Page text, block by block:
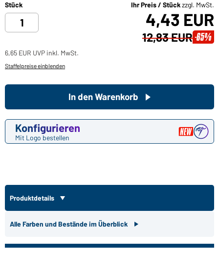
Stück Ihr Preis / Stückzzgl. MwSt.
4,43 EUR
12,83 EUR -65%
6,65 EUR UVP inkl. MwSt.
Staffelpreise einblenden
Konfigurieren
Mit Logo bestellen
In den Warenkorb
Produktdetails
Alle Farben und Bestände im Überblick